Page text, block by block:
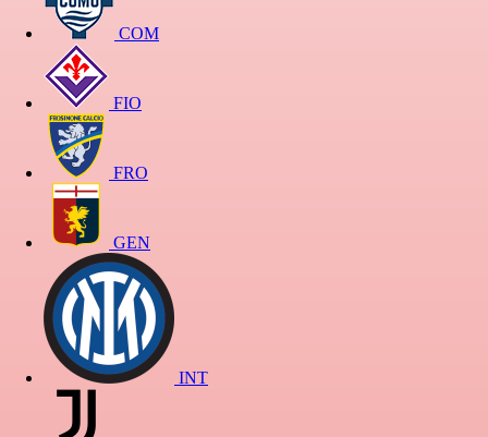
COM
FIO
FRO
GEN
INT